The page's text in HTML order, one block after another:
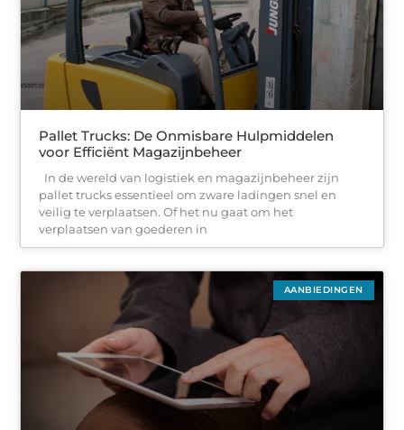
Pallet Trucks: De Onmisbare Hulpmiddelen
voor Efficiënt Magazijnbeheer
In de wereld van logistiek en magazijnbeheer zijn
pallet trucks essentieel om zware ladingen snel en
veilig te verplaatsen. Of het nu gaat om het
verplaatsen van goederen in
AANBIEDINGEN